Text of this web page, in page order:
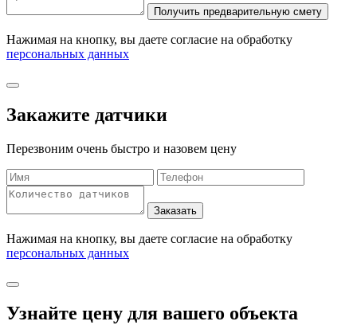
Нажимая на кнопку, вы даете согласие на обработку
персональных данных
Закажите датчики
Перезвоним очень быстро и назовем цену
Нажимая на кнопку, вы даете согласие на обработку
персональных данных
Узнайте цену для вашего объекта